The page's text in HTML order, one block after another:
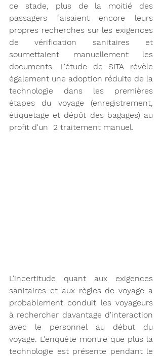
ce stade, plus de la moitié des
passagers faisaient encore leurs
propres recherches sur les exigences
de vérification sanitaires et
soumettaient manuellement les
documents. L'étude de SITA révèle
également une adoption réduite de la
technologie dans les premières
étapes du voyage (enregistrement,
étiquetage et dépôt des bagages) au
profit d'un  2 traitement manuel.
L'incertitude quant aux exigences
sanitaires et aux règles de voyage a
probablement conduit les voyageurs
à rechercher davantage d'interaction
avec le personnel au début du
voyage. L'enquête montre que plus la
technologie est présente pendant le